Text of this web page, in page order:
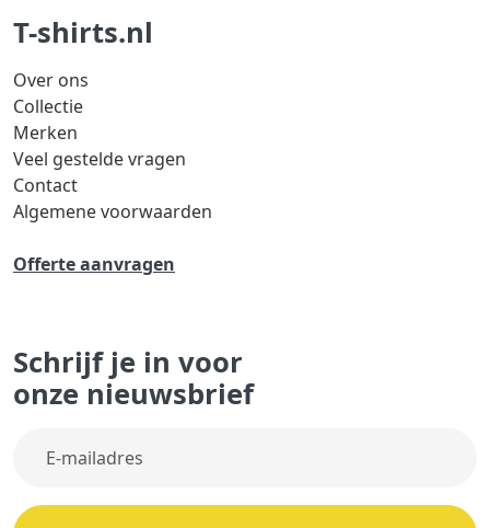
T-shirts.nl
Over ons
Collectie
Merken
Veel gestelde vragen
Contact
Algemene voorwaarden
Offerte aanvragen
Schrijf je in voor
onze nieuwsbrief